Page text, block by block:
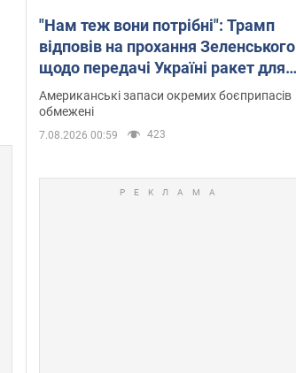
"Нам теж вони потрібні": Трамп
відповів на прохання Зеленського
щодо передачі Україні ракет для
Patriot
Американські запаси окремих боєприпасів
обмежені
7.08.2026 00:59 423